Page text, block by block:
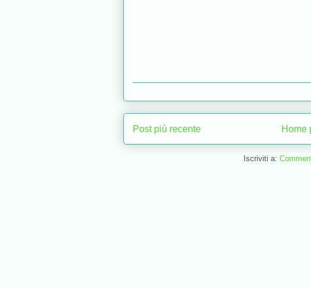
Post più recente Home
Iscriviti a: